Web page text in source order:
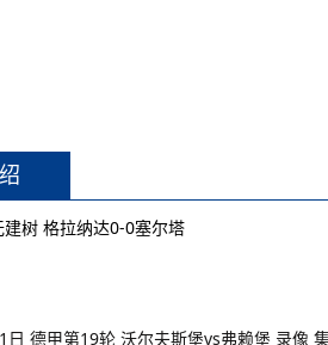
树 格拉纳达0-0塞尔塔
日 德甲第19轮 沃尔夫斯堡vs弗赖堡 录像